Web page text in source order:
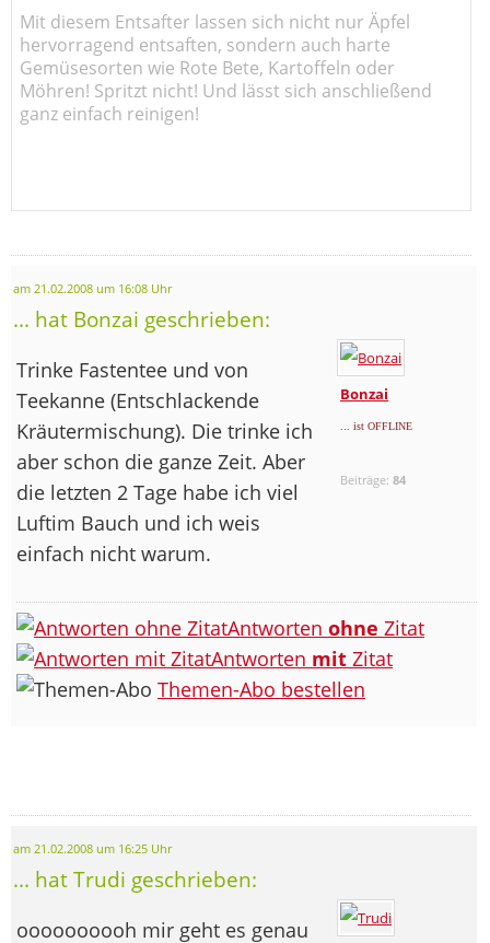
Mit diesem Entsafter lassen sich nicht nur Äpfel
hervorragend entsaften, sondern auch harte
Gemüsesorten wie Rote Bete, Kartoffeln oder
Möhren! Spritzt nicht! Und lässt sich anschließend
ganz einfach reinigen!
am 21.02.2008 um 16:08 Uhr
... hat Bonzai geschrieben:
Bonzai
... ist OFFLINE
Beiträge:84
Trinke Fastentee und von
Teekanne (Entschlackende
Kräutermischung). Die trinke ich
aber schon die ganze Zeit. Aber
die letzten 2 Tage habe ich viel
Luftim Bauch und ich weis
einfach nicht warum.
Antworten ohne Zitat
Antworten mit Zitat
Themen-Abo bestellen
am 21.02.2008 um 16:25 Uhr
... hat Trudi geschrieben:
oooooooooh mir geht es genau